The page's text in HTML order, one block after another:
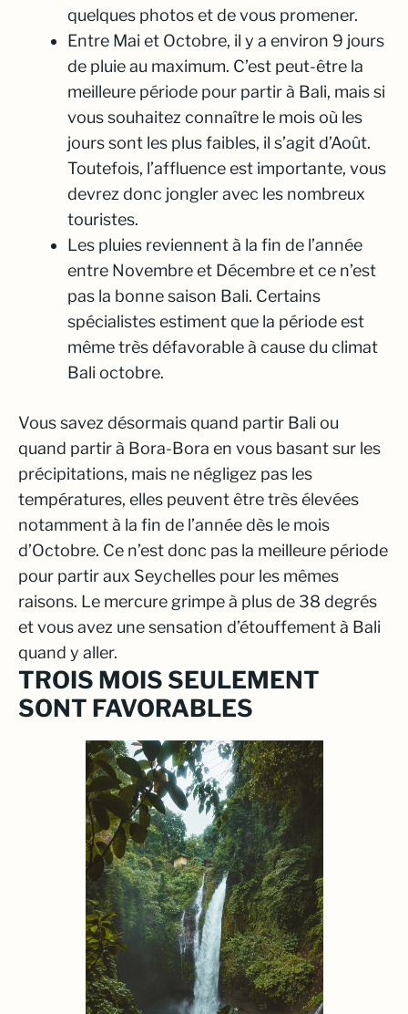
quelques photos et de vous promener.
Entre Mai et Octobre, il y a environ 9 jours
de pluie au maximum. C’est peut-être la
meilleure période pour partir à Bali, mais si
vous souhaitez connaître le mois où les
jours sont les plus faibles, il s’agit d’Août.
Toutefois, l’affluence est importante, vous
devrez donc jongler avec les nombreux
touristes.
Les pluies reviennent à la fin de l’année
entre Novembre et Décembre et ce n’est
pas la bonne saison Bali. Certains
spécialistes estiment que la période est
même très défavorable à cause du climat
Bali octobre.
Vous savez désormais quand partir Bali ou
quand partir à Bora-Bora en vous basant sur les
précipitations, mais ne négligez pas les
températures, elles peuvent être très élevées
notamment à la fin de l’année dès le mois
d’Octobre. Ce n’est donc pas la meilleure période
pour partir aux Seychelles pour les mêmes
raisons. Le mercure grimpe à plus de 38 degrés
et vous avez une sensation d’étouffement à Bali
quand y aller.
TROIS MOIS SEULEMENT
SONT FAVORABLES